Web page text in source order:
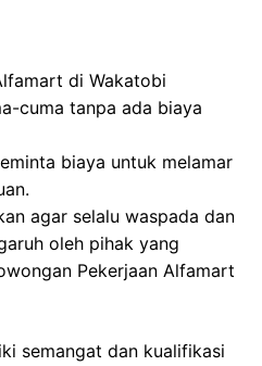
di Wakatobi
cuma tanpa ada biaya
biaya untuk melamar
agar selalu waspada dan
oleh pihak yang
Pekerjaan Alfamart
semangat dan kualifikasi